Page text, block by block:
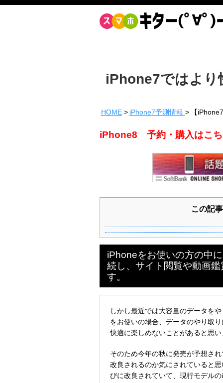
iPhone7ではより
HOME iPhone7予測情報 【
iPhone8 予約・購入は
この記
iPhoneをお使いの方の中
続し、サイト閲覧や動画
す。
しかし最近では大容量のデータを
をお使いの場合、データのやり取
快適に楽しめないことがあると思い
そのため今年の秋に発売が予想さ
改良されるのか気にされていると
びに改良されていて、現行モデル